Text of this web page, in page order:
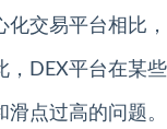
化交易平台相比
，DEX平台在某
点过高的问题。